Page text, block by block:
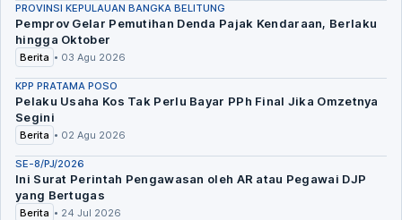
PROVINSI KEPULAUAN BANGKA BELITUNG
Pemprov Gelar Pemutihan Denda Pajak Kendaraan, Berlaku
hingga Oktober
Berita • 03 Agu 2026
KPP PRATAMA POSO
Pelaku Usaha Kos Tak Perlu Bayar PPh Final Jika Omzetnya
Segini
Berita • 02 Agu 2026
SE-8/PJ/2026
Ini Surat Perintah Pengawasan oleh AR atau Pegawai DJP
yang Bertugas
Berita • 24 Jul 2026